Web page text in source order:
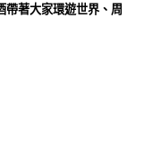
著大家環遊世界、周